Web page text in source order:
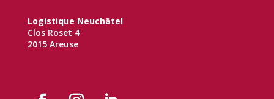
Logistique Neuchâtel
Clos Roset 4
2015 Areuse